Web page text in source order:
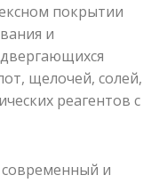
покрытии
и
щелочей, солей,
реагентов с
и